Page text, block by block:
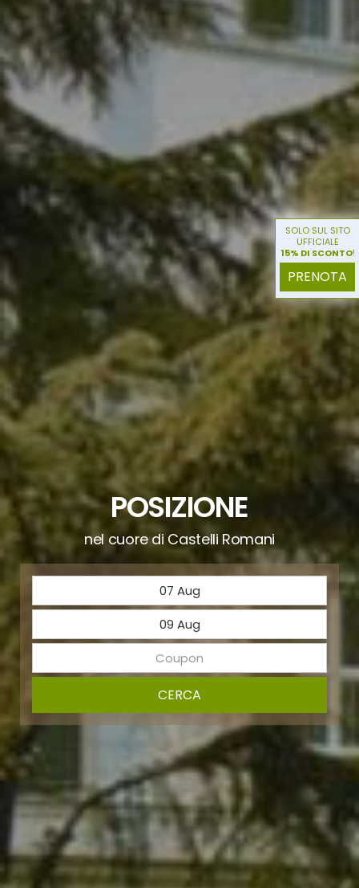
POSIZIONE
nel cuore di Castelli Romani
CERCA
SOLO SUL SITO
UFFICIALE
15% DI SCONTO!
PRENOTA